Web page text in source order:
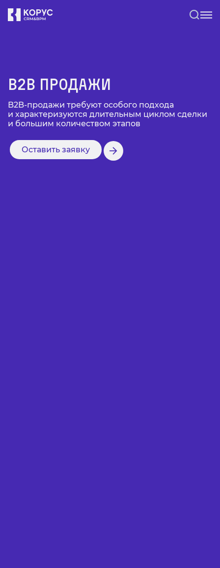
B2B продажи
B2B-продажи требуют особого подхода
и характеризуются длительным циклом сделки
и большим количеством этапов
Оставить заявку